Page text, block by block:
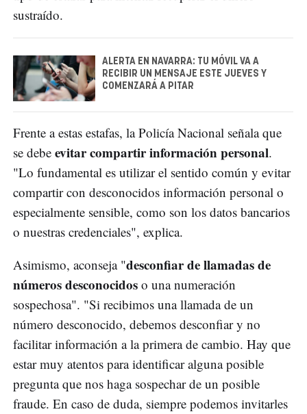
sustraído.
ALERTA EN NAVARRA: TU MÓVIL VA A
RECIBIR UN MENSAJE ESTE JUEVES Y
COMENZARÁ A PITAR
Frente a estas estafas, la Policía Nacional señala que
se debe evitar compartir información personal.
"Lo fundamental es utilizar el sentido común y evitar
compartir con desconocidos información personal o
especialmente sensible, como son los datos bancarios
o nuestras credenciales", explica.
Asimismo, aconseja "desconfiar de llamadas de
números desconocidos o una numeración
sospechosa". "Si recibimos una llamada de un
número desconocido, debemos desconfiar y no
facilitar información a la primera de cambio. Hay que
estar muy atentos para identificar alguna posible
pregunta que nos haga sospechar de un posible
fraude. En caso de duda, siempre podemos invitarles